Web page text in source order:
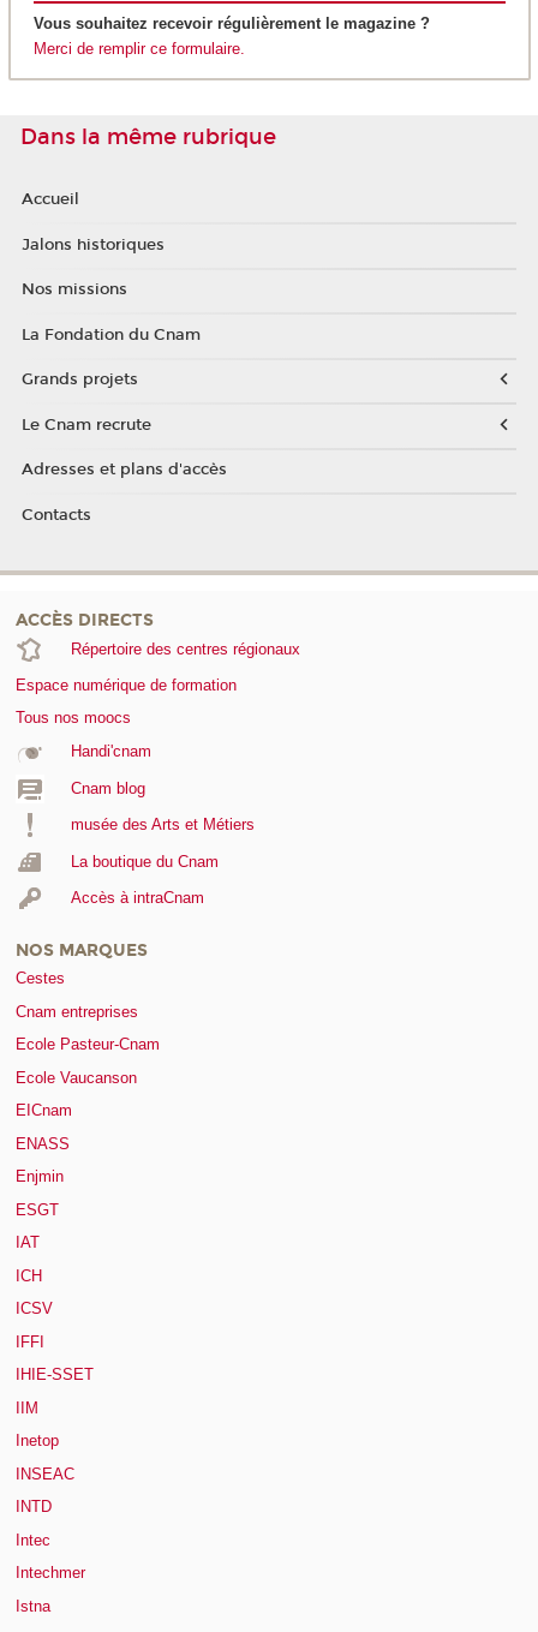
Vous souhaitez recevoir régulièrement le magazine ?
Merci de remplir ce formulaire.
Dans la même rubrique
Accueil
Jalons historiques
Nos missions
La Fondation du Cnam
Grands projets
Le Cnam recrute
Adresses et plans d'accès
Contacts
ACCÈS DIRECTS
Répertoire des centres régionaux
Espace numérique de formation
Tous nos moocs
Handi'cnam
Cnam blog
musée des Arts et Métiers
La boutique du Cnam
Accès à intraCnam
NOS MARQUES
Cestes
Cnam entreprises
Ecole Pasteur-Cnam
Ecole Vaucanson
EICnam
ENASS
Enjmin
ESGT
IAT
ICH
ICSV
IFFI
IHIE-SSET
IIM
Inetop
INSEAC
INTD
Intec
Intechmer
Istna